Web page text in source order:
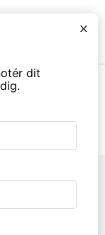
x
dit